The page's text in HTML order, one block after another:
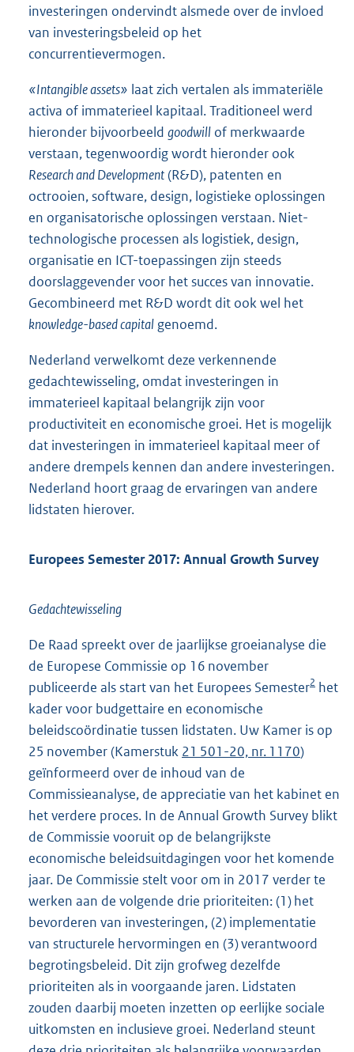
investeringen ondervindt alsmede over de invloed
van investeringsbeleid op het
concurrentievermogen.
«Intangible assets» laat zich vertalen als immateriële
activa of immaterieel kapitaal. Traditioneel werd
hieronder bijvoorbeeld goodwill of merkwaarde
verstaan, tegenwoordig wordt hieronder ook
Research and Development(R&D), patenten en
octrooien, software, design, logistieke oplossingen
en organisatorische oplossingen verstaan. Niet-
technologische processen als logistiek, design,
organisatie en ICT-toepassingen zijn steeds
doorslaggevender voor het succes van innovatie.
Gecombineerd met R&D wordt dit ook wel het
knowledge-based capital genoemd.
Nederland verwelkomt deze verkennende
gedachtewisseling, omdat investeringen in
immaterieel kapitaal belangrijk zijn voor
productiviteit en economische groei. Het is mogelijk
dat investeringen in immaterieel kapitaal meer of
andere drempels kennen dan andere investeringen.
Nederland hoort graag de ervaringen van andere
lidstaten hierover.
Europees Semester 2017: Annual Growth Survey
Gedachtewisseling
De Raad spreekt over de jaarlijkse groeianalyse die
de Europese Commissie op 16 november
publiceerde als start van het Europees Semester2 het
kader voor budgettaire en economische
beleidscoördinatie tussen lidstaten. Uw Kamer is op
25 november (Kamerstuk 21 501-20, nr. 1170)
geïnformeerd over de inhoud van de
Commissieanalyse, de appreciatie van het kabinet en
het verdere proces. In de Annual Growth Survey blikt
de Commissie vooruit op de belangrijkste
economische beleidsuitdagingen voor het komende
jaar. De Commissie stelt voor om in 2017 verder te
werken aan de volgende drie prioriteiten: (1) het
bevorderen van investeringen, (2) implementatie
van structurele hervormingen en (3) verantwoord
begrotingsbeleid. Dit zijn grofweg dezelfde
prioriteiten als in voorgaande jaren. Lidstaten
zouden daarbij moeten inzetten op eerlijke sociale
uitkomsten en inclusieve groei. Nederland steunt